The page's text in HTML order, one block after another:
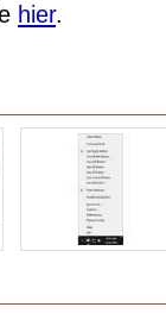
hier.